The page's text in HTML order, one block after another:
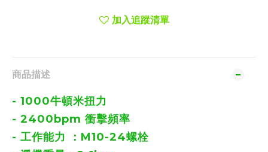
加入追蹤清單
商品描述
- 1000牛頓米扭力
- 2400bpm 衝擊頻率
- 工作能力 ：M10-24螺栓